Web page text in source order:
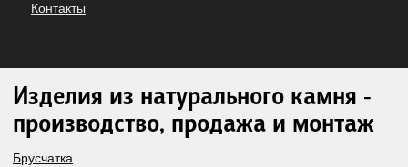
Контакты
Изделия из натурального камня -
производство, продажа и монтаж
Брусчатка